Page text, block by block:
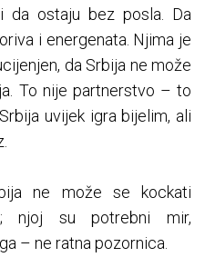
da ostaju bez posla. Da
i energenata. Njima je
da Srbija ne može
To nije partnerstvo – to
uvijek igra bijelim, ali
ne može se kockati
njoj su potrebni mir,
– ne ratna pozornica.